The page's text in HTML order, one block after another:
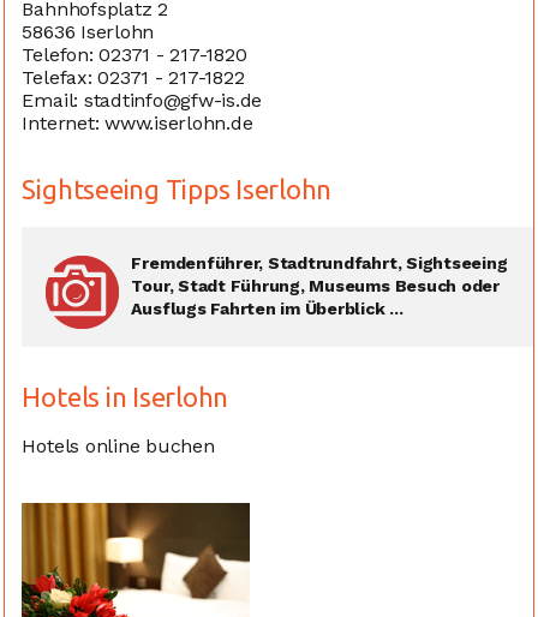
Bahnhofsplatz 2
58636 Iserlohn
Telefon: 02371 - 217-1820
Telefax: 02371 - 217-1822
Email: stadtinfo@gfw-is.de
Internet: www.iserlohn.de
Sightseeing Tipps Iserlohn
Fremdenführer, Stadtrundfahrt, Sightseeing
Tour, Stadt Führung, Museums Besuch oder
Ausflugs Fahrten im Überblick ...
Hotels in Iserlohn
Hotels online buchen